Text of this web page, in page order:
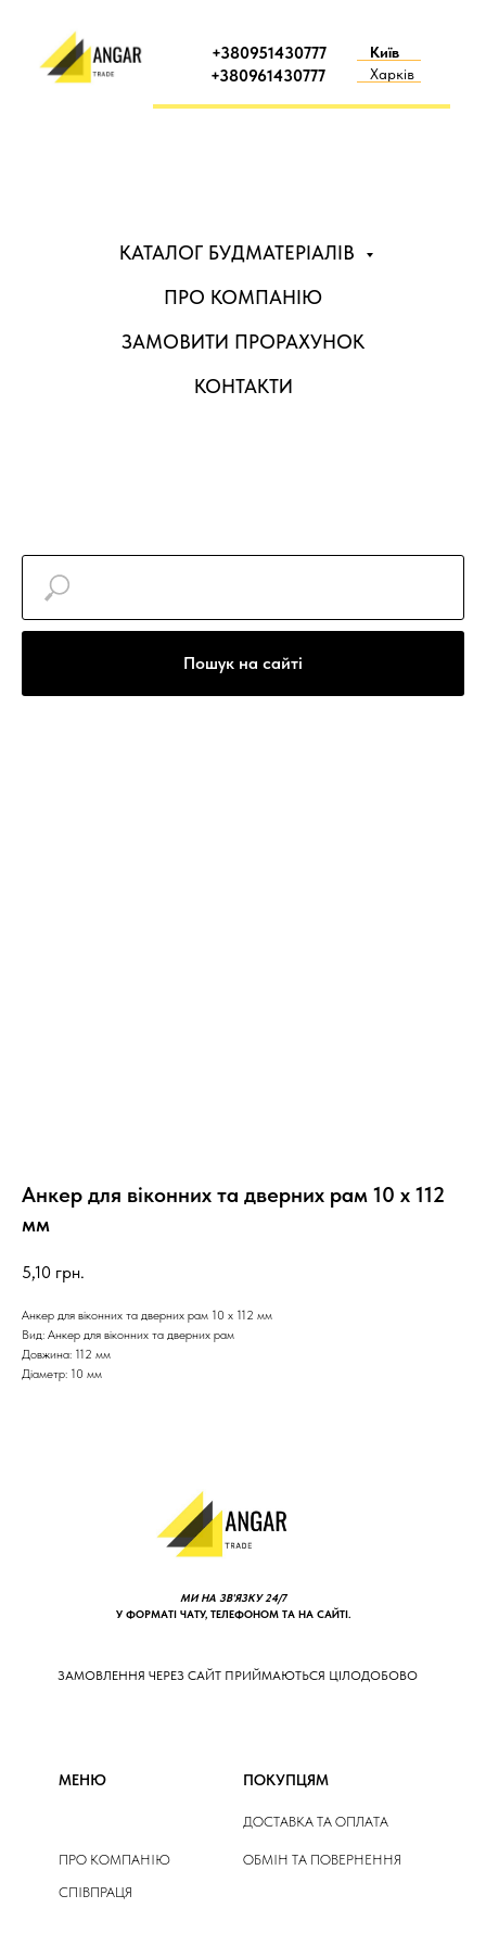
+380961430777
+380951430777
Київ
Харків
КАТАЛОГ БУДМАТЕРІАЛІВ
ПРО КОМПАНІЮ
ЗАМОВИТИ ПРОРАХУНОК
КОНТАКТИ
Пошук на сайті
Анкер для віконних та дверних рам 10 х 112
мм
5,10 грн.
Анкер для віконних та дверних рам 10 х 112 мм
Вид: Анкер для віконних та дверних рам
Довжина: 112 мм
Діаметр: 10 мм
ПРО КОМПАНІЮ
СПІВПРАЦЯ
ДОСТАВКА ТА ОПЛАТА
ОБМІН ТА ПОВЕРНЕННЯ
ПОКУПЦЯМ
МИ НА ЗВ'ЯЗКУ 24/7
У ФОРМАТІ ЧАТУ, ТЕЛЕФОНОМ ТА НА САЙТІ.
МЕНЮ
ЗАМОВЛЕННЯ ЧЕРЕЗ САЙТ ПРИЙМАЮТЬСЯ ЦІЛОДОБОВО